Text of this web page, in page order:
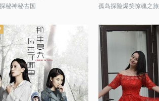
秘神秘古国 孤岛探险爆笑惊魂之旅